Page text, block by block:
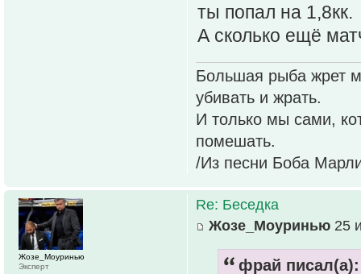
ты попал на 1,8кк.
А сколько ещё
Большая рыба жрет
убивать и жрать.
И только мы сами,
помешать.
/Из песни Боба
Re: Беседка
Жозе_Моуринью 25
фрай писал(а):
Жозе_Моуринью
Эксперт